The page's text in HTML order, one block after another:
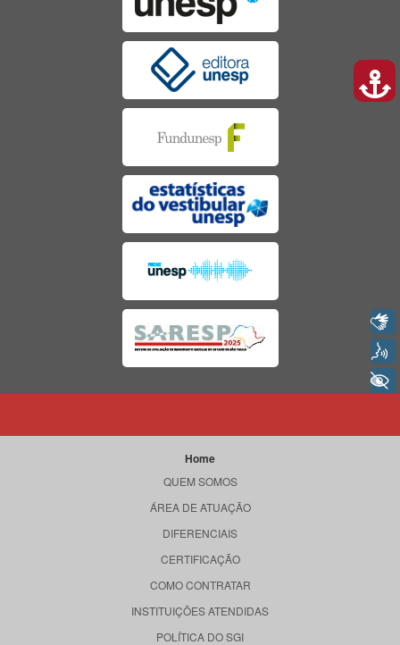
Home
QUEM SOMOS
ÁREA DE ATUAÇÃO
DIFERENCIAIS
CERTIFICAÇÃO
COMO CONTRATAR
INSTITUIÇÕES ATENDIDAS
POLÍTICA DO SGI